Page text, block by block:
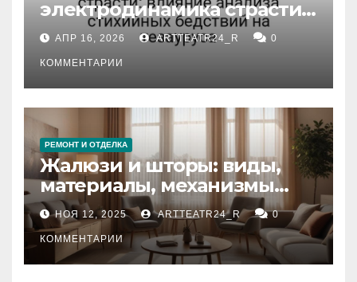
электродинамика страсти:
влияние анализа
стихийных бедствий на
тезауруса
АПР 16, 2026 ARTTEATR24_R 0
КОММЕНТАРИИ
РЕМОНТ И ОТДЕЛКА
Жалюзи и шторы: виды,
материалы, механизмы
управления и уход
НОЯ 12, 2025 ARTTEATR24_R 0
КОММЕНТАРИИ